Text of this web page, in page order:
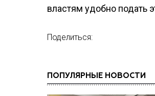
властям удобно подать
Поделиться:
ПОПУЛЯРНЫЕ НОВОСТИ